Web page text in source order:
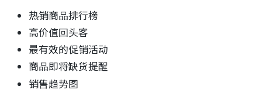
热销商品排行榜
高价值回头客
最有效的促销活动
商品即将缺货提醒
销售趋势图